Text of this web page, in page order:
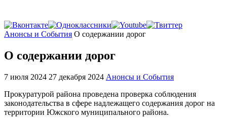
Главная
Анонсы и События О содержании дорог
О содержании дорог
7 июля 2024 27 декабря 2024 Анонсы и События
Прокуратурой района проведена проверка соблюдения
законодательства в сфере надлежащего содержания дорог на
территории Южского муниципального района.